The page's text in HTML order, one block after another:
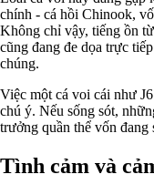
chính - cá hồi Chinook,
Không chỉ vậy, tiếng ồn
cũng đang đe dọa trực
chúng.
Việc một cá voi cái như
chú ý. Nếu sống sót,
trưởng quần thể vốn đang
Tình cảm và